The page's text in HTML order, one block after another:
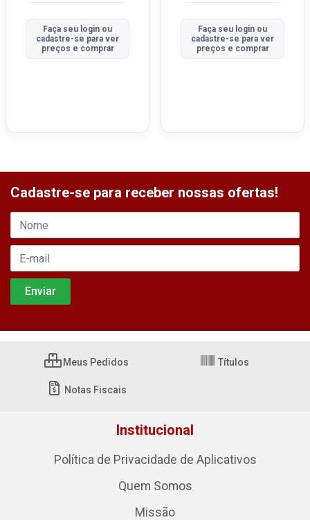
Faça seu login ou
cadastre-se para ver
preços e comprar
Faça seu login ou
cadastre-se para ver
preços e comprar
Cadastre-se para receber nossas ofertas!
Meus Pedidos Títulos
Notas Fiscais
Institucional
Política de Privacidade de Aplicativos
Quem Somos
Missão